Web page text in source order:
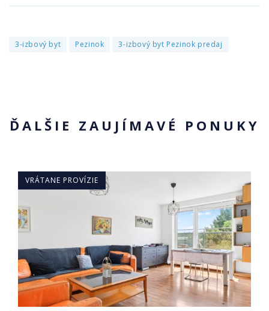
3-izbový byt Pezinok 3-izbový byt Pezinok predaj
ĎALŠIE ZAUJÍMAVÉ PONUKY
PROVÍZIE